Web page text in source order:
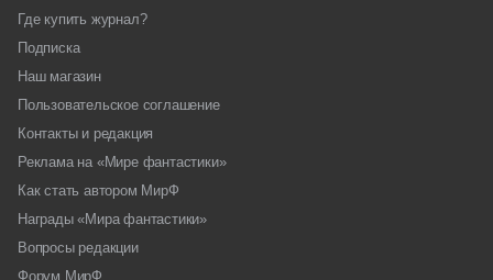
Где купить журнал?
Подписка
Наш магазин
Пользовательское соглашение
Контакты и редакция
Реклама на «Мире фантастики»
Как стать автором МирФ
Награды «Мира фантастики»
Вопросы редакции
Форум МирФ